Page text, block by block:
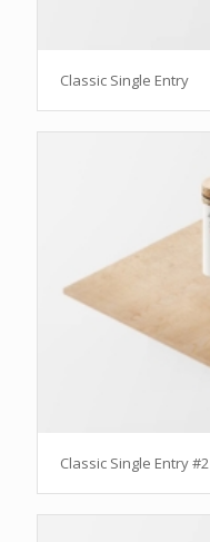
Classic Single Entry
Classic Single Entry #2